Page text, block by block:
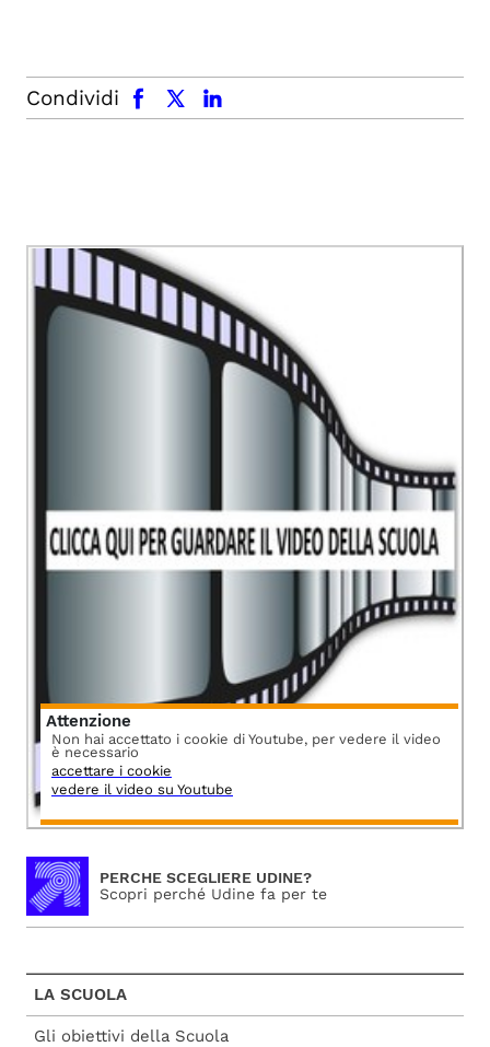
Condividi
facebook x.com linkedin
Attenzione
Non hai accettato i cookie di Youtube, per vedere il video
è necessario
accettare i cookie
vedere il video su Youtube
PERCHE SCEGLIERE UDINE?
Scopri perché Udine fa per te
LA SCUOLA
Gli obiettivi della Scuola